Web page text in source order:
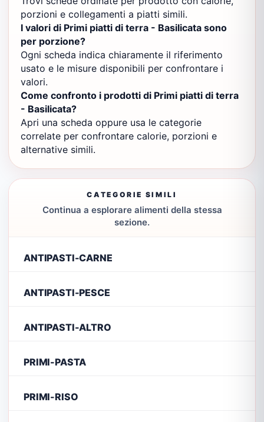
porzioni e collegamenti a piatti simili.
I valori di Primi piatti di terra - Basilicata sono
per porzione?
Ogni scheda indica chiaramente il riferimento
usato e le misure disponibili per confrontare i
valori.
Come confronto i prodotti di Primi piatti di terra
- Basilicata?
Apri una scheda oppure usa le categorie
correlate per confrontare calorie, porzioni e
alternative simili.
CATEGORIE SIMILI
Continua a esplorare alimenti della stessa
sezione.
ANTIPASTI-CARNE
ANTIPASTI-PESCE
ANTIPASTI-ALTRO
PRIMI-PASTA
PRIMI-RISO